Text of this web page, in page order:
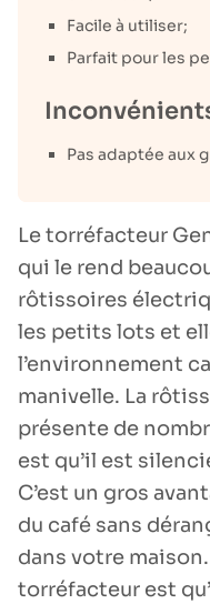
Facile à utiliser;
Parfait pour les
Pas adaptée aux
Le torréfacteur
qui le rend
rôtissoires
les petits lots et
l’environnement
manivelle. La
présente de
est qu’il est
C’est un gros
du café sans
dans votre
torréfacteur est